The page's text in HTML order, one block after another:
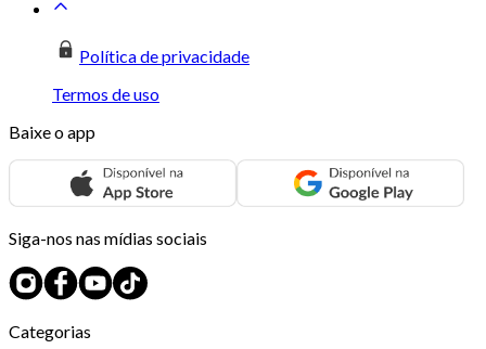
Política de privacidade
Termos de uso
Baixe o app
Siga-nos nas mídias sociais
Categorias